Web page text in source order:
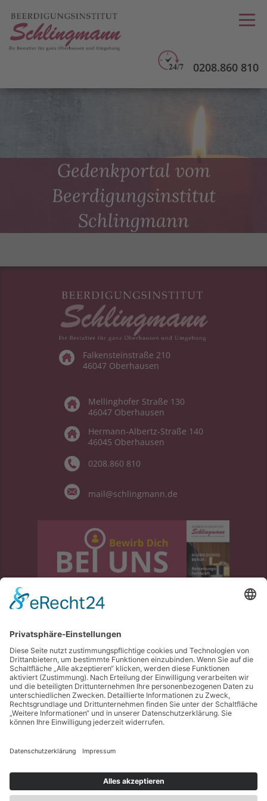
0208.860 810
Gedenkportal vom
Beerdigungsinstitut
Schlingmann
Falkensteinstraße 210
46047 Oberhausen
Mellinghofer Straße 130
46047 Oberhausen
Hermann-Albertz-Straße 140
46045 Oberhausen
0208.860 810
mail@schlingmann.de
Folgen Sie uns in den sozialen Netzwerken
Kontakt
Impressum
Datenschutz